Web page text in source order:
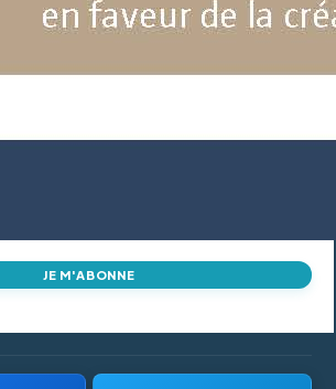
JE M'ABONNE